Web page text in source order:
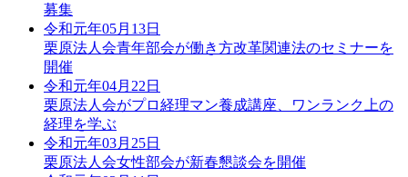
募集
令和元年05月13日
栗原法人会青年部会が働き方改革関連法のセミナーを
開催
令和元年04月22日
栗原法人会がプロ経理マン養成講座、ワンランク上の
経理を学ぶ
令和元年03月25日
栗原法人会女性部会が新春懇談会を開催